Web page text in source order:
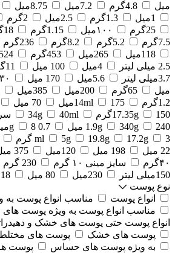
میل
4.8گرم 7.2میل 8.75میل
1میل
1.3گرم 2.5میل 2گرم
25گرم
۱۰۰میل 1.15گرم 18گرم
7.5گرم
5.2گرم 8.2گرم 236گرم
118میل
265میل 453گرم 524گرم
2.5 میلی لیتر
4میل 100 میل 11گرم
3.7میلی لیتر
5.6میل 170 میل ۳۰میل
میل
65گرم 200میل 385میل
1.2گرم
14ml 175میل 70 میل
17.35g
150گرم 34g 40ml
1.9g
340g 240 میل 0.7 g 8میل
ml
5g 19.8g 17.2g 3 گرم
22 میل
198 میل 120میل 375 میل
۴۰گرم
سایز مینی ۱۰ گرم 230 گرم
150میلی لیتر
230میل 80 میل
118 میلی
نوع پوست
انواع پوست
مناسب انواع پوست
مناسب انواع پوست به ویژه پوست
انواع پوست حتی پوست های خشک و
پوست های خشک
پوست های
به ویژه پوست های حساس
پوست